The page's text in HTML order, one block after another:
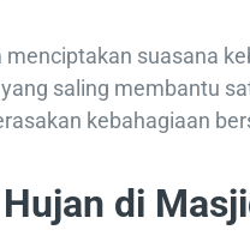
suasana
saling membantu
kebahagiaan
di